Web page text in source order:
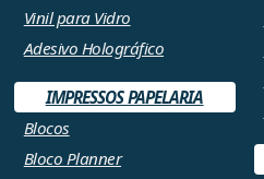
Vinil para Vidro
Adesivo Holográfico
IMPRESSOS PAPELARIA
Blocos
Bloco Planner